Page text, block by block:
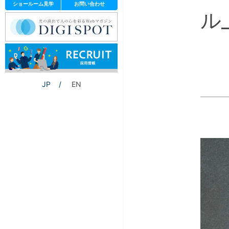
ショールーム見学 お問い合わせ
JP EN
ル